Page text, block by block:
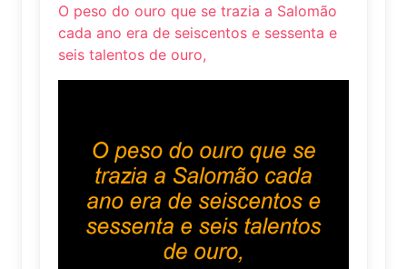
O peso do ouro que se trazia a Salomão
cada ano era de seiscentos e sessenta e
seis talentos de ouro,